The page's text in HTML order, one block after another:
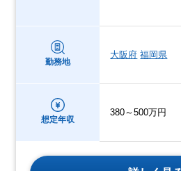
勤務地
大阪府 福岡県
想定年収
380～500万円